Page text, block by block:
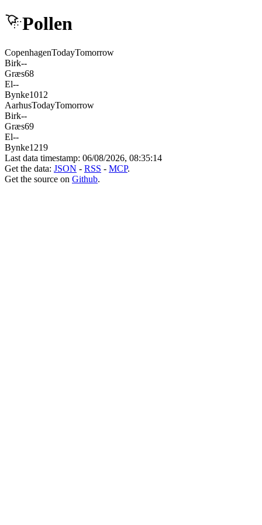
Pollen
CopenhagenTodayTomorrow
Birk--
Græs68
El--
Bynke1012
AarhusTodayTomorrow
Birk--
Græs69
El--
Bynke1219
Last data timestamp: 06/08/2026, 08:35:14
Get the data: JSON - RSS - MCP.
Get the source on Github.